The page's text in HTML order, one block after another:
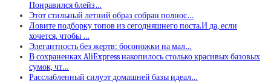
Понравился блейз…
Этот стильный летний образ собран полнос…
Ловите подборку топов из сегодняшнего поста.И да, если
хочется, чтобы …
Элегантность без жертв: босоножки на мал…
В сохраненках AliExpress накопилось столько красивых базовых
сумок, чт…
Расслабленный силуэт домашней базы идеал…